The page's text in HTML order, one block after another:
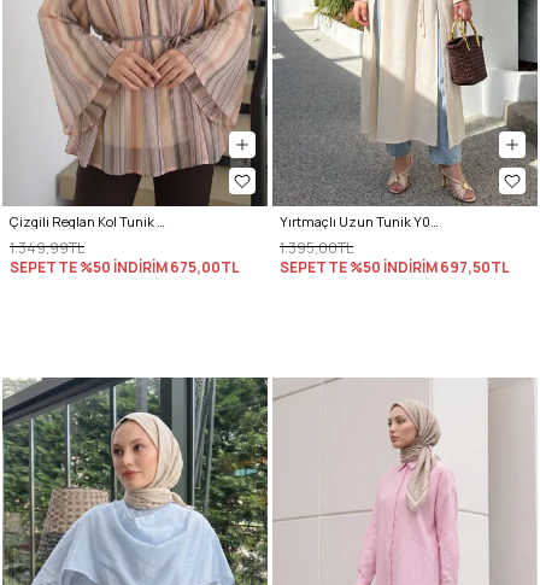
Çizgili Reglan Kol Tunik 260203 - HAKİ
1.349,99TL
SEPETTE %50 İNDİRİM675,00TL
Yırtmaçlı Uzun Tunik Y0162 - EKRU
1.395,00TL
SEPETTE %50 İNDİRİM697,50TL